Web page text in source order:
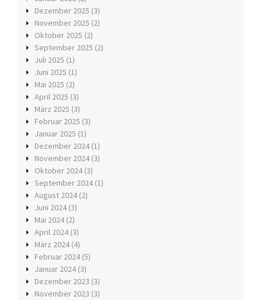
Dezember 2025 (3)
November 2025 (2)
Oktober 2025 (2)
September 2025 (2)
Juli 2025 (1)
Juni 2025 (1)
Mai 2025 (2)
April 2025 (3)
März 2025 (3)
Februar 2025 (3)
Januar 2025 (1)
Dezember 2024 (1)
November 2024 (3)
Oktober 2024 (3)
September 2024 (1)
August 2024 (2)
Juni 2024 (3)
Mai 2024 (2)
April 2024 (3)
März 2024 (4)
Februar 2024 (5)
Januar 2024 (3)
Dezember 2023 (3)
November 2023 (3)